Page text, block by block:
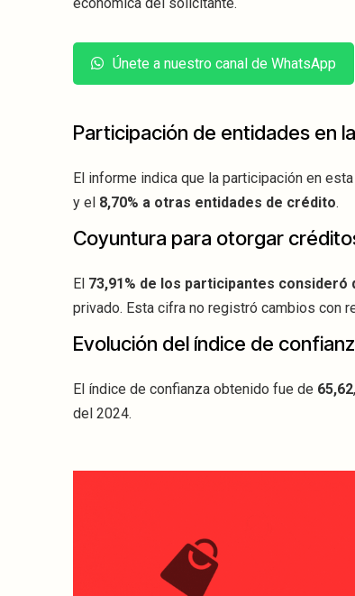
Únete a nuestro canal de WhatsApp
Participación de entidades en
El informe indica que la participación en
y el 8,70% a otras entidades de crédito.
Coyuntura para otorgar
El 73,91% de los participantes
privado. Esta cifra no registró cambios con
Evolución del índice de
El índice de confianza obtenido fue de 65,62
del 2024.